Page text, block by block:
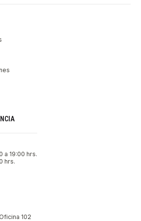
a 19:00 hrs.
hrs.
102